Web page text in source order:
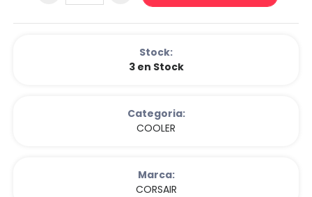
Stock:
3 en Stock
Categoria:
COOLER
Marca:
CORSAIR